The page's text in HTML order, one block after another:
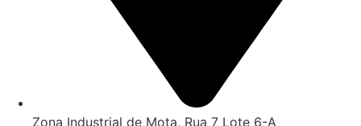
Zona Industrial de Mota, Rua 7 Lote 6-A